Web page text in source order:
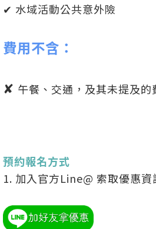
✔ 水域活動公共意外險
費用不含：
✘ 午餐、交通，及其未提及的
預約報名方式
1. 加入官方Line@ 索取優惠資